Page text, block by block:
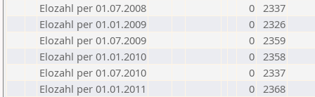
Elozahl per 01.07.2008
0 2337
Elozahl per 01.01.2009
0 2326
Elozahl per 01.07.2009
0 2359
Elozahl per 01.01.2010
0 2358
Elozahl per 01.07.2010
0 2337
Elozahl per 01.01.2011
0 2368